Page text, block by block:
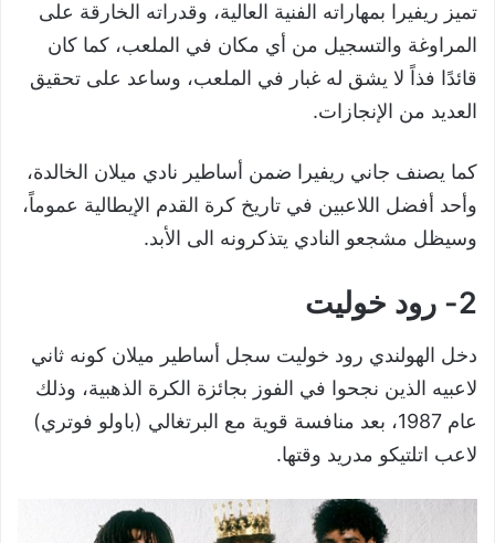
تميز ريفيرا بمهاراته الفنية العالية، وقدراته الخارقة على
المراوغة والتسجيل من أي مكان في الملعب، كما كان
قائدًا فذاً لا يشق له غبار في الملعب، وساعد على تحقيق
العديد من الإنجازات.
كما يصنف جاني ريفيرا ضمن أساطير نادي ميلان الخالدة،
وأحد أفضل اللاعبين في تاريخ كرة القدم الإيطالية عموماً،
وسيظل مشجعو النادي يتذكرونه الى الأبد.
2- رود خوليت
دخل الهولندي رود خوليت سجل أساطير ميلان كونه ثاني
لاعبيه الذين نجحوا في الفوز بجائزة الكرة الذهبية، وذلك
عام 1987، بعد منافسة قوية مع البرتغالي (باولو فوتري)
لاعب اتلتيكو مدريد وقتها.